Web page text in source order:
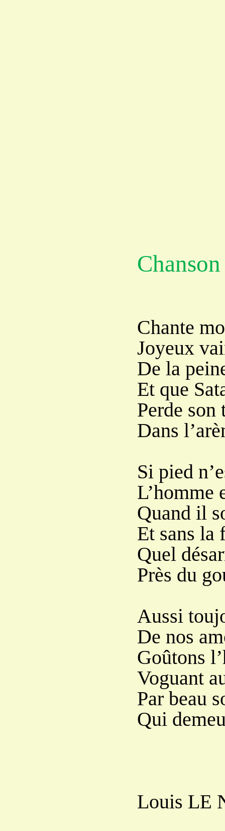
Chante
Joyeux
De la
Et que
Perde son
Dans
Si pied
L’homme
Quand il
Et sans la
Quel
Près du
Aussi
De nos
Goûtons
Voguant
Par beau
Qui
Louis LE